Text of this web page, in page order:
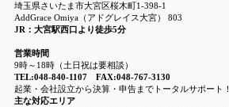
埼玉県さいたま市大宮区桜木町1-398-1
AddGrace Omiya（アドグレイス大宮） 803
JR：大宮駅西口より徒歩5分
営業時間
9時～18時（土日祝は要相談）
TEL:048-840-1107 FAX:048-767-3130
起業・会社設立から決算・申告までトータルサポート！
主な対応エリア